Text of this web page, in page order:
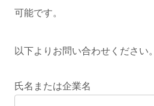
可能です。
以下よりお問い合わせください。
氏名または企業名